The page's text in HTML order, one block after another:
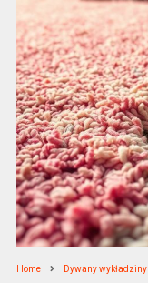
Home Dywany wykładziny